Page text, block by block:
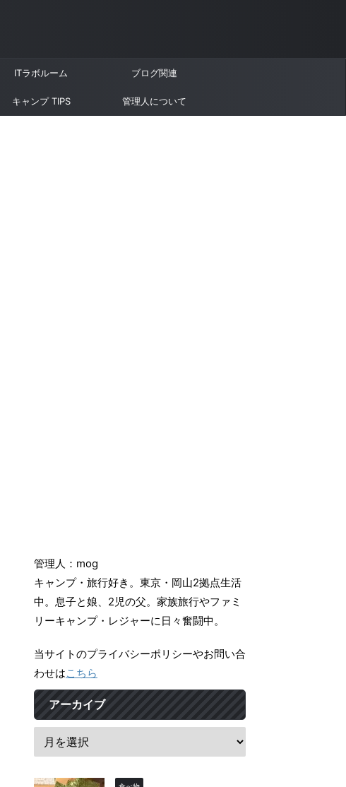
ITラボルーム ブログ関連
キャンプ TIPS 管理人について
管理人：mog
キャンプ・旅行好き。東京・岡山2拠点生活
中。息子と娘、2児の父。家族旅行やファミ
リーキャンプ・レジャーに日々奮闘中。
当サイトのプライバシーポリシーやお問い合
わせはこちら
アーカイブ